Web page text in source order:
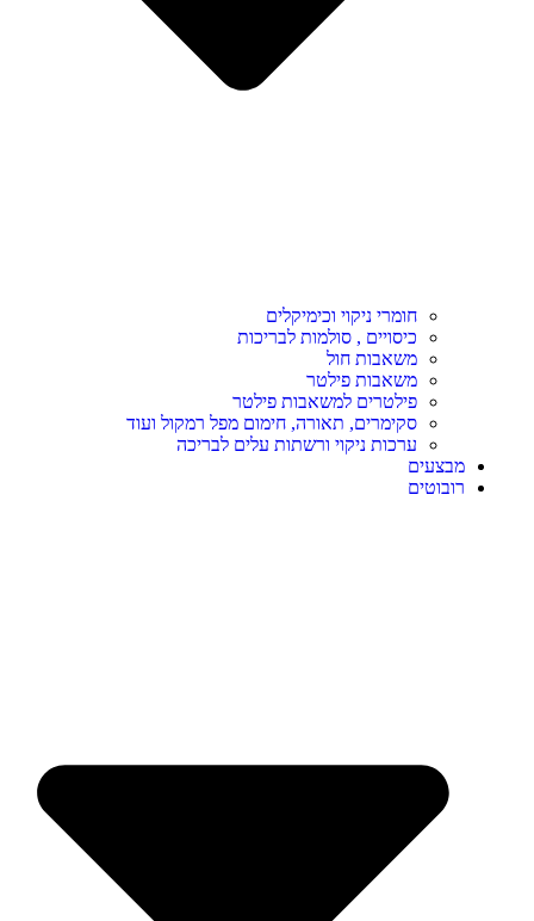
חומרי ניקוי וכימיקלים
כיסויים , סולמות לבריכות
משאבות חול
משאבות פילטר
פילטרים למשאבות פילטר
סקימרים, תאורה, חימום מפל רמקול ועוד
ערכות ניקוי ורשתות עלים לבריכה
מבצעים
רובוטים